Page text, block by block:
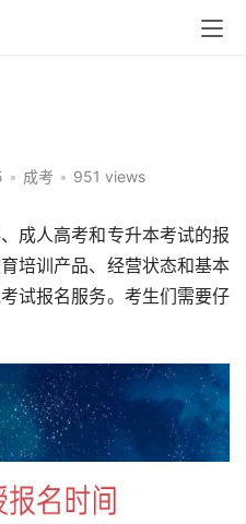
• 成考 • 951 views
成人高考和专升本考试的报
培训产品、经营状态和基本
试报名服务。考生们需要仔